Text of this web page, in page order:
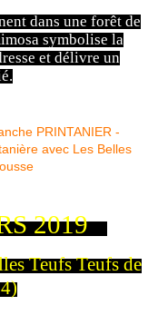
dans une forêt de
symbolise la
et délivre un
2019
Teufs Teufs de